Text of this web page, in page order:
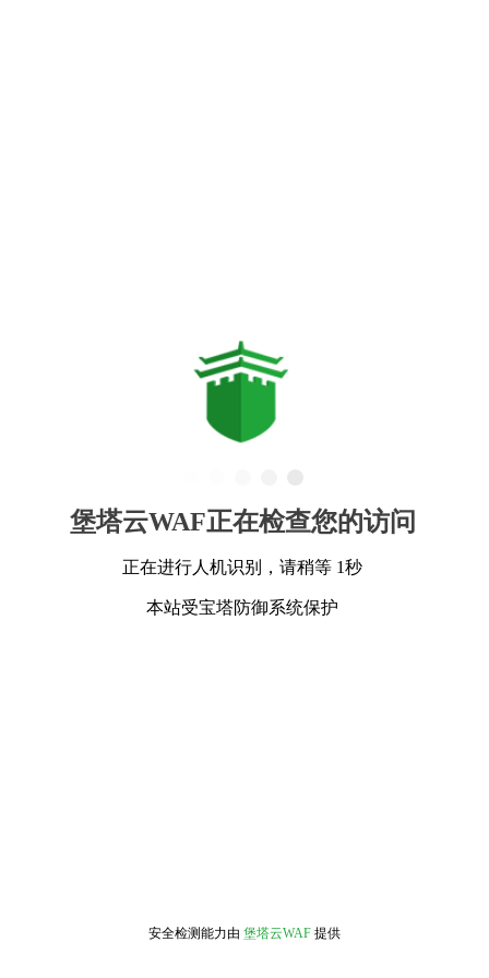
堡塔云WAF正在检查您的访问
正在进行人机识别，请稍等 1秒
本站受宝塔防御系统保护
安全检测能力由 堡塔云WAF 提供